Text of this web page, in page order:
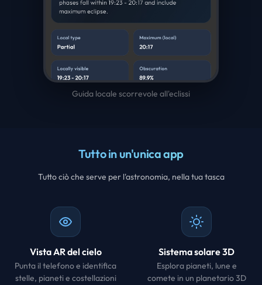
Guida locale scorrevole all'eclissi
Tutto in un'unica app
Tutto ciò che serve per l'astronomia, nella tua tasca
Vista AR del cielo
Punta il telefono e identifica
stelle, pianeti e costellazioni
Sistema solare 3D
Esplora pianeti, lune e
comete in un planetario 3D